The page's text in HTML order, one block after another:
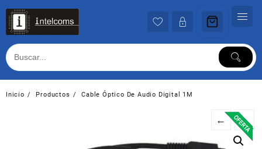
contenido
Inicio Productos Cable Óptico De Audio Digital 1M
← →